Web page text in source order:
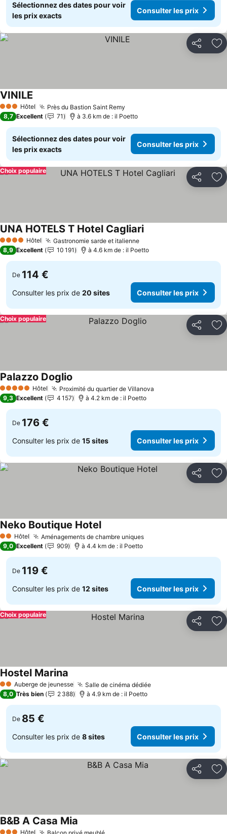
Sélectionnez des dates pour voir
les prix exacts
Consulter les prix
Partager
3 ÉtoilesHôtel Près du Bastion Saint Remy
VINILE
8,7 Excellent 71 à 3.6 km de : il Poetto
Sélectionnez des dates pour voir
les prix exacts
Consulter les prix
Partager
Choix populaire
4 Étoiles Hôtel Gastronomie sarde et italienne
UNA HOTELS T Hotel Cagliari
8,9 Excellent 10 191 à 4.6 km de : il Poetto
De 114 €
Consulter les prix de 20 sites Consulter les prix
Partager
Choix populaire
5 Étoiles Hôtel Proximité du quartier de Villanova
Palazzo Doglio
9,3 Excellent 4 157 à 4.2 km de : il Poetto
De 176 €
Consulter les prix de 15 sites Consulter les prix
Partager
2 Étoiles
Hôtel Aménagements de chambre uniques
Neko Boutique Hotel
9,0 Excellent 909 à 4.4 km de : il Poetto
De 119 €
Consulter les prix de 12 sites Consulter les prix
Partager
Choix populaire
2 ÉtoilesAuberge de jeunesse Salle de cinéma dédiée
Hostel Marina
8,0 Très bien 2 388 à 4.9 km de : il Poetto
De 85 €
Consulter les prix de 8 sites Consulter les prix
Partager
Hôtel Balcon privé meublé
B&B A Casa Mia